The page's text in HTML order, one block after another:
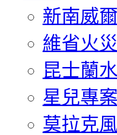
新南威
維省火災
昆士蘭
星兒專案
莫拉克